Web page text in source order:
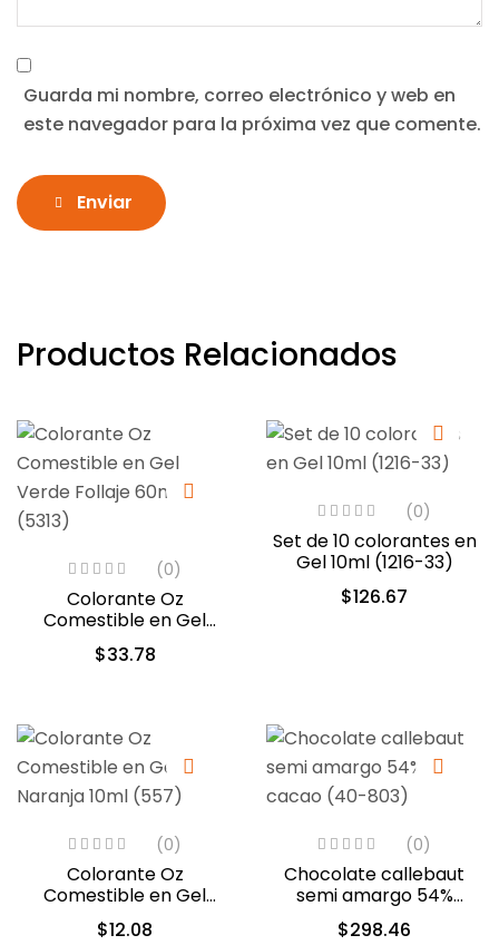
Guarda mi nombre, correo electrónico y web en
este navegador para la próxima vez que comente.
Enviar
Productos Relacionados
(0)
Colorante Oz
Comestible en Gel
Verde Follaje 60ml
(5313)
$33.78
(0)
Set de 10 colorantes en
Gel 10ml (1216-33)
$126.67
(0)
Colorante Oz
Comestible en Gel
Naranja 10ml (557)
$12.08
(0)
Chocolate callebaut
semi amargo 54%
cacao (40-803)
$298.46